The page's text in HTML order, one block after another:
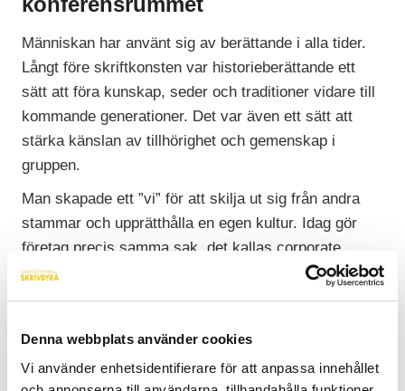
Denna webbplats använder cookies
Vi använder enhetsidentifierare för att anpassa innehållet
Människan har använt sig av berättande i alla tider.
Långt före skriftkonsten var historieberättande ett
sätt att föra kunskap, seder och traditioner vidare till
kommande generationer. Det var även ett sätt att
stärka känslan av tillhörighet och gemenskap i
gruppen.
Man skapade ett ”vi” för att skilja ut sig från andra
stammar och upprätthålla en egen kultur. Idag gör
företag precis samma sak, det kallas corporate
storytelling. Med hjälp av berättelser fångar man upp
med en ung Ingvar Kamprad och hans vingliga cykel